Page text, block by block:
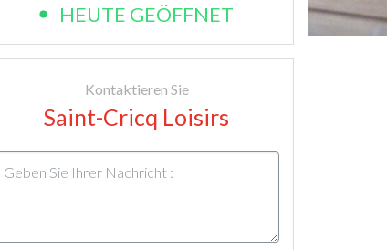
HEUTE GEÖFFNET
Kontaktieren Sie
Saint-Cricq Loisirs